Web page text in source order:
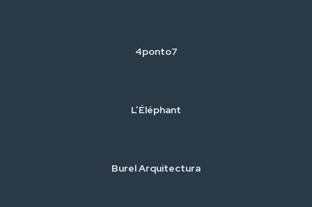
4ponto7
L’Éléphant
Burel Arquitectura